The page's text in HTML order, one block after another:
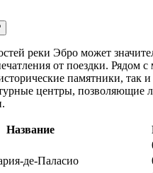
реки Эбро может
от поездки. Рядом с
памятники, так и
центры, позволяющие
Название
де-Палаcио